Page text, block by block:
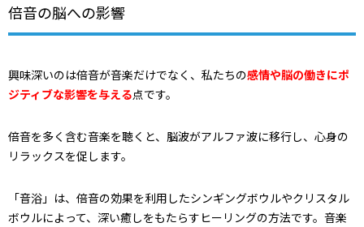
倍音の脳への影響
興味深いのは倍音が音楽だけでなく、私たちの感情や脳の働きにポ
ジティブな影響を与える点です。
倍音を多く含む音楽を聴くと、脳波がアルファ波に移行し、心身の
リラックスを促します。
「音浴」は、倍音の効果を利用したシンギングボウルやクリスタル
ボウルによって、深い癒しをもたらすヒーリングの方法です。音楽